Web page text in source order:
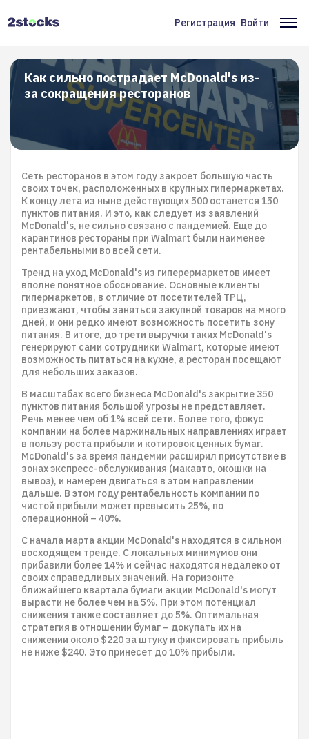
Меню
учётной
записи
пользователя
Регистрация Войти
Как сильно пострадает McDonald's из-
за сокращения ресторанов
Сеть ресторанов в этом году закроет большую часть
своих точек, расположенных в крупных гипермаркетах.
К концу лета из ныне действующих 500 останется 150
пунктов питания. И это, как следует из заявлений
McDonald's, не сильно связано с пандемией. Еще до
карантинов рестораны при Walmart были наименее
рентабельными во всей сети.
Тренд на уход McDonald's из гиперермаркетов имеет
вполне понятное обоснование. Основные клиенты
гипермаркетов, в отличие от посетителей ТРЦ,
приезжают, чтобы заняться закупной товаров на много
дней, и они редко имеют возможность посетить зону
питания. В итоге, до трети выручки таких McDonald's
генерируют сами сотрудники Walmart, которые имеют
возможность питаться на кухне, а ресторан посещают
для небольших заказов.
В масштабах всего бизнеса McDonald's закрытие 350
пунктов питания большой угрозы не представляет.
Речь менее чем об 1% всей сети. Более того, фокус
компании на более маржинальных направлениях играет
в пользу роста прибыли и котировок ценных бумаг.
McDonald's за время пандемии расширил присутствие в
зонах экспресс-обслуживания (макавто, окошки на
вывоз), и намерен двигаться в этом направлении
дальше. В этом году рентабельность компании по
чистой прибыли может превысить 25%, по
операционной – 40%.
С начала марта акции McDonald's находятся в сильном
восходящем тренде. С локальных минимумов они
прибавили более 14% и сейчас находятся недалеко от
своих справедливых значений. На горизонте
ближайшего квартала бумаги акции McDonald's могут
вырасти не более чем на 5%. При этом потенциал
снижения также составляет до 5%. Оптимальная
стратегия в отношении бумаг – докупать их на
снижении около $220 за штуку и фиксировать прибыль
не ниже $240. Это принесет до 10% прибыли.